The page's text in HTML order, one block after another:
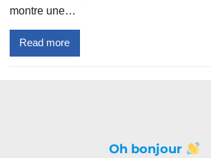
montre une…
Read more
Oh bonjour